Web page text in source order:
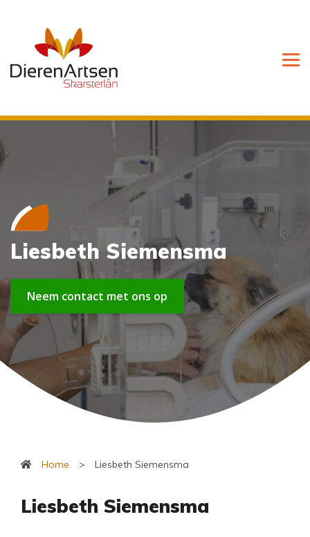
Liesbeth Siemensma
Neem contact met ons op
Home > Liesbeth Siemensma
Liesbeth Siemensma